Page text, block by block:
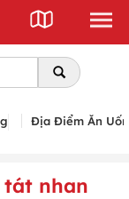
Địa Điểm Ăn
tát nhan